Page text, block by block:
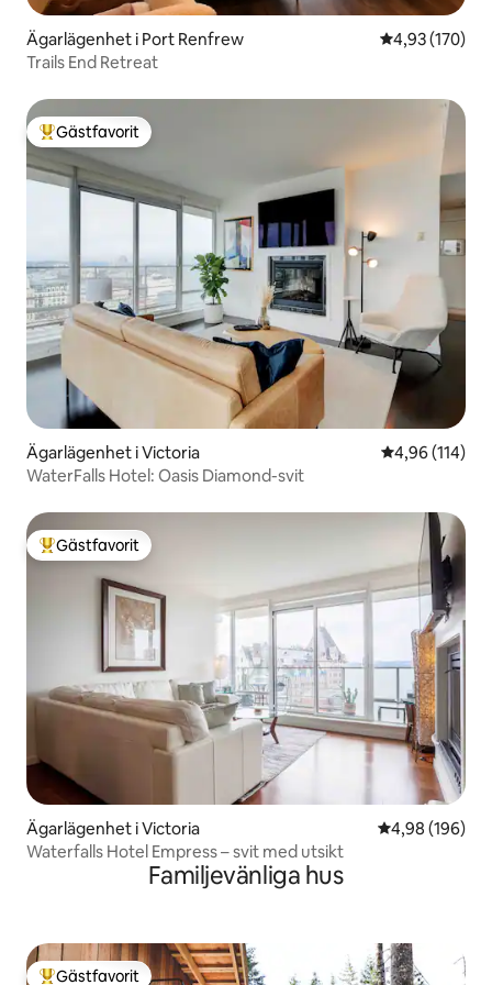
Ägarlägenhet i Port Renfrew 4,93 av 5 i
4,93 (170)
Trails End Retreat
Populär gästfavorit
Gästfavorit
Ägarlägenhet i Victoria 4,96 av 5 i
4,96 (114)
WaterFalls Hotel: Oasis Diamond-svit
Populär gästfavorit
Gästfavorit
Ägarlägenhet i Victoria 4,98 av 5 i
4,98 (196)
Waterfalls Hotel Empress – svit med utsikt
Familjevänliga hus
Gästfavorit